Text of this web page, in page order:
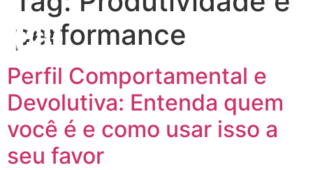
performance
Perfil Comportamental e
Devolutiva: Entenda quem
você é e como usar isso a
seu favor